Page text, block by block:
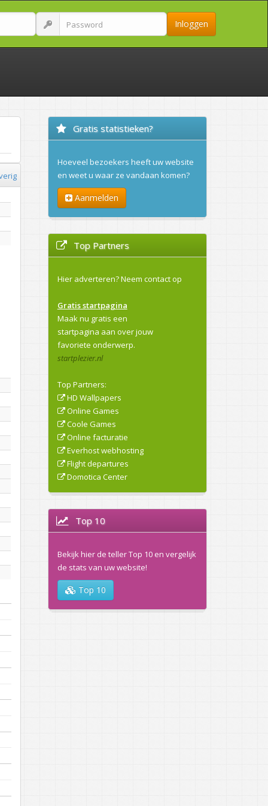
Inloggen
Gratis statistieken?
Hoeveel bezoekers heeft uw website
en weet u waar ze vandaan komen?
Aanmelden
Top Partners
Hier adverteren?Neem contact op
Gratis startpagina
Maak nu gratis een
startpagina aan over jouw
favoriete onderwerp.
startplezier.nl
Top Partners:
HD Wallpapers
Online Games
Coole Games
Online facturatie
Everhost webhosting
Flight departures
Domotica Center
Top 10
Bekijk hier de teller Top 10 en vergelijk
de stats van uw website!
Top 10